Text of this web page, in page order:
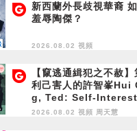
新西蘭外長歧視華裔
羞辱陶傑？
2026.08.02 視頻
【竄逃通緝犯之不赦
利己害人的許智峯
g, Ted: Self-
at Others' Expense
2026.08.02 視頻 周天慧